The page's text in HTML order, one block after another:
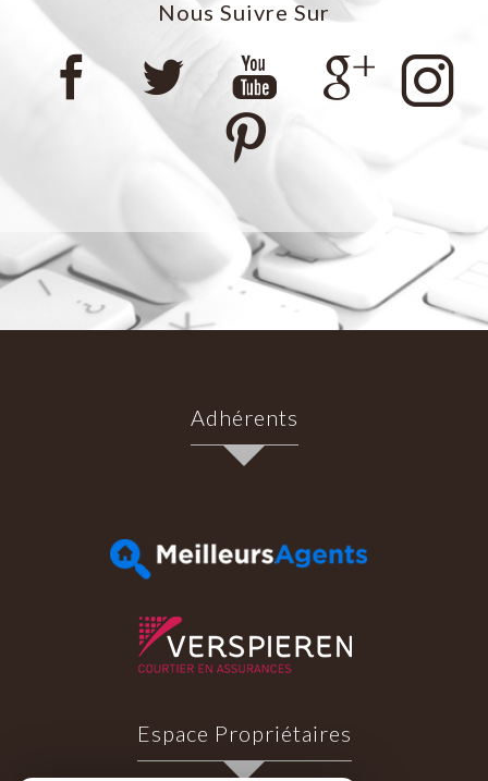
Nous Suivre Sur
Adhérents
Espace Propriétaires